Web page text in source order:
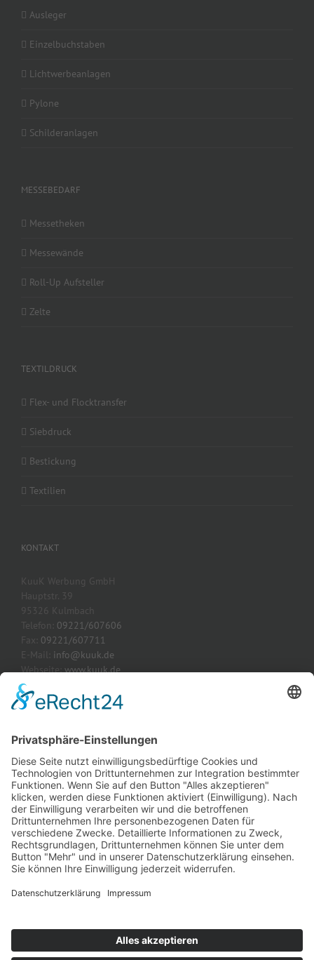
Ausleger
Einzelbuchstaben
Lichtwerbeanlagen
Pylone
Schilderanlagen
MESSEBEDARF
Messetheken
Messewände
Roll-Up Aufsteller
Zelte
TEXTILDRUCK
Flex- und Flocktransfer
Siebdruck
Bestickung
Textilien
KONTAKT
KuuK Werbung GmbH
Hauptstr. 39
95326 Kulmbach
Telefon: 09221/607606
Fax: 09221/607711
E-Mail: info@kuuk.de
Webseite:www.kuuk.de